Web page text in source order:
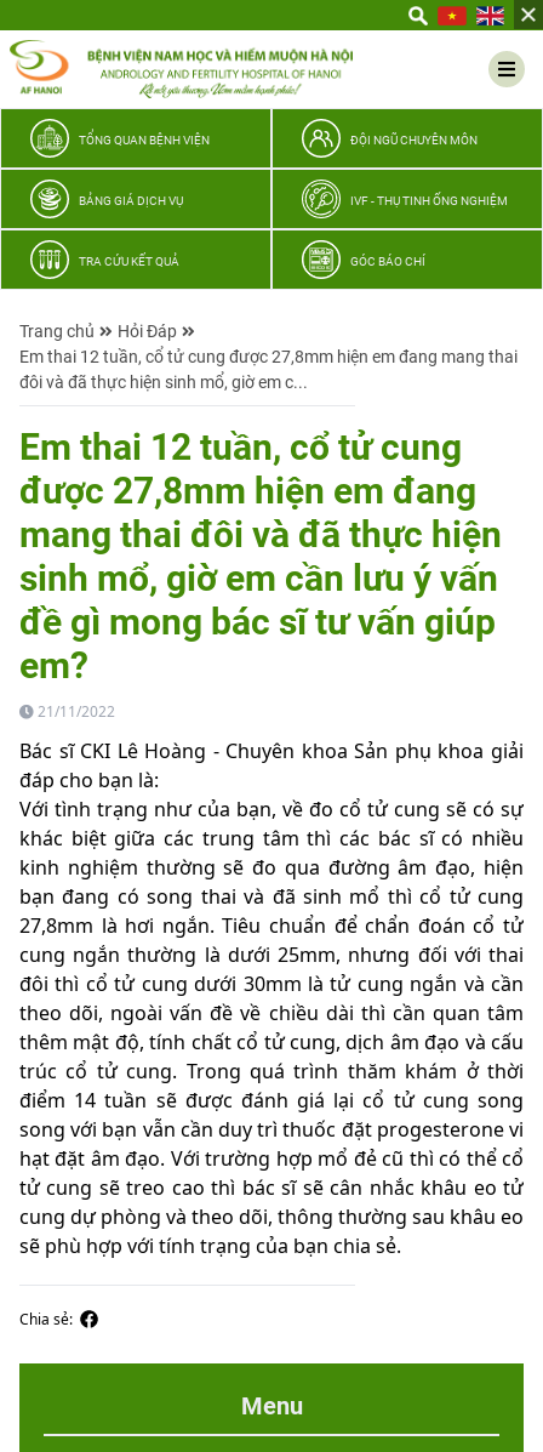
thương
TỔNG QUAN BỆNH VIỆN ĐỘI NGŨ CHUYÊN MÔN
BẢNG GIÁ DỊCH VỤ IVF - THỤ TINH ỐNG NGHIỆM
TRA CỨU KẾT QUẢ GÓC BÁO CHÍ
Trang chủ
Hỏi Đáp
Em thai 12 tuần, cổ tử cung được 27,8mm hiện em đang mang thai
đôi và đã thực hiện sinh mổ, giờ em c...
Em thai 12 tuần, cổ tử cung
được 27,8mm hiện em đang
mang thai đôi và đã thực hiện
sinh mổ, giờ em cần lưu ý vấn
đề gì mong bác sĩ tư vấn giúp
em?
21/11/2022
Bác sĩ CKI Lê Hoàng - Chuyên khoa Sản phụ khoa giải
đáp cho bạn là:
Với tình trạng như của bạn, về đo cổ tử cung sẽ có sự
khác biệt giữa các trung tâm thì các bác sĩ có nhiều
kinh nghiệm thường sẽ đo qua đường âm đạo, hiện
bạn đang có song thai và đã sinh mổ thì cổ tử cung
27,8mm là hơi ngắn. Tiêu chuẩn để chẩn đoán cổ tử
cung ngắn thường là dưới 25mm, nhưng đối với thai
đôi thì cổ tử cung dưới 30mm là tử cung ngắn và cần
theo dõi, ngoài vấn đề về chiều dài thì cần quan tâm
thêm mật độ, tính chất cổ tử cung, dịch âm đạo và cấu
trúc cổ tử cung. Trong quá trình thăm khám ở thời
điểm 14 tuần sẽ được đánh giá lại cổ tử cung song
song với bạn vẫn cần duy trì thuốc đặt progesterone vi
hạt đặt âm đạo. Với trường hợp mổ đẻ cũ thì có thể cổ
tử cung sẽ treo cao thì bác sĩ sẽ cân nhắc khâu eo tử
cung dự phòng và theo dõi, thông thường sau khâu eo
sẽ phù hợp với tính trạng của bạn chia sẻ.
Chia sẻ:
Menu